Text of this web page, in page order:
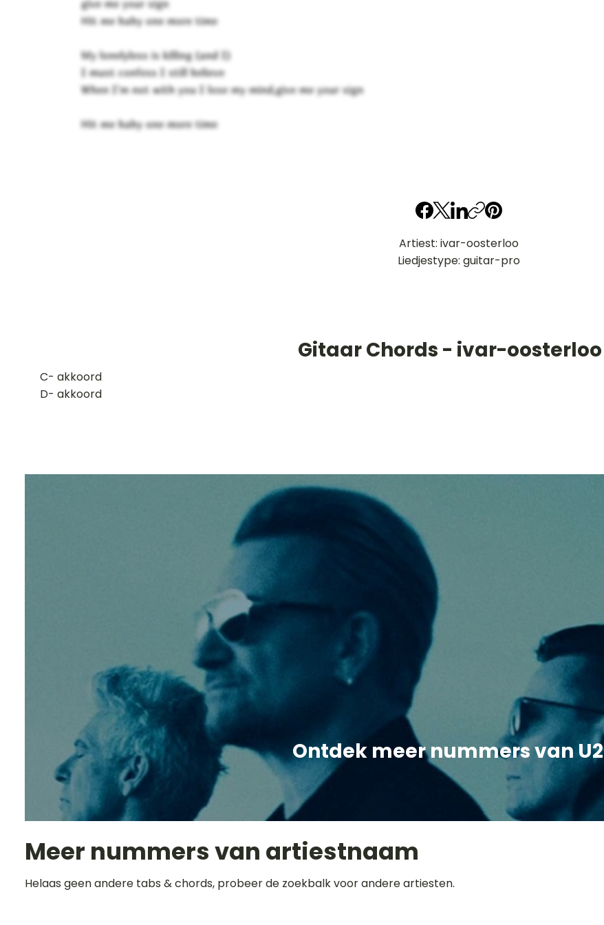
give me your sign
Hit me baby one more time
My lonelyless is killing (and I)
I must confess I still believe
When I'm not with you I lose my mind,give me your sign
Hit me baby one more time
Artiest: ivar-oosterloo
Liedjestype: guitar-pro
Gitaar Chords - ivar-oosterloo
​C- akkoord
D- akkoord
Ontdek meer nummers van U2
Meer nummers van artiestnaam
Helaas geen andere tabs & chords, probeer de zoekbalk voor andere artiesten.